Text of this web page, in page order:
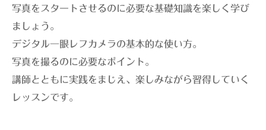
写真をスタートさせるのに必要な基礎知識を楽しく学び
ましょう。
デジタル一眼レフカメラの基本的な使い方。
写真を撮るのに必要なポイント。
講師とともに実践をまじえ、楽しみながら習得していく
レッスンです。